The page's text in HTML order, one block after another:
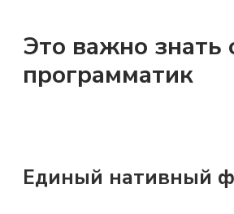
Это важно знать
программатик
Единый нативный